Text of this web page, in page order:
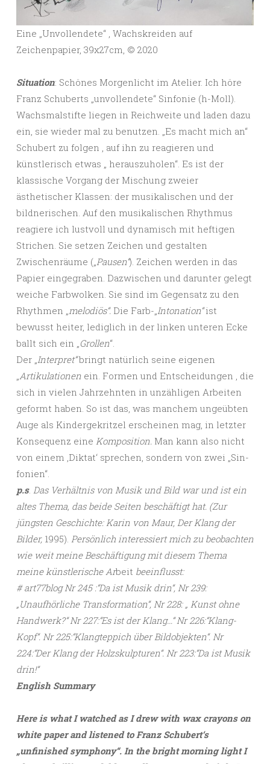
Eine „Unvollendete“ , Wachskreiden auf
Zeichenpapier, 39x27cm, ©️ 2020
Situation: Schönes Morgenlicht im Atelier. Ich höre
Franz Schuberts „unvollendete“ Sinfonie (h-Moll).
Wachsmalstifte liegen in Reichweite und laden dazu
ein, sie wieder mal zu benutzen. „Es macht mich an“
Schubert zu folgen , auf ihn zu reagieren und
künstlerisch etwas „ herauszuholen“. Es ist der
klassische Vorgang der Mischung zweier
ästhetischer Klassen: der musikalischen und der
bildnerischen. Auf den musikalischen Rhythmus
reagiere ich lustvoll und dynamisch mit heftigen
Strichen. Sie setzen Zeichen und gestalten
Zwischenräume („ Pausen“). Zeichen werden in das
Papier eingegraben. Dazwischen und darunter gelegt
weiche Farbwolken. Sie sind im Gegensatz zu den
Rhythmen „ melodiös“. Die Farb-„ Intonation“ist
bewusst heiter, lediglich in der linken unteren Ecke
ballt sich ein „ Grollen“.
Der „ Interpret“bringt natürlich seine eigenen
Artikulationen ein. Formen und Entscheidungen , die
sich in vielen Jahrzehnten in unzähligen Arbeiten
geformt haben. So ist das, was manchem ungeübten
Auge als Kindergekritzel erscheinen mag, in letzter
Konsequenz eine Komposition. Man kann also nicht
von einem ‚Diktat‘ sprechen, sondern von zwei „Sin-
fonien“.
p.s. Das Verhältnis von Musik und Bild war und ist ein
altes Thema, das beide Seiten beschäftigt hat. (Zur
jüngsten Geschichte: Karin von Maur, Der Klang der
Bilder, 1995). Persönlich interessiert mich zu beobachten
wie weit meine Beschäftigung mit diesem Thema
meine künstlerische Arbeit beeinflusst:
# art77blog Nr 245 :“Da ist Musik drin“, Nr 239:
„Unaufhörliche Transformation“, Nr 228: „ Kunst ohne
Handwerk?“ Nr 227:“Es ist der Klang…“ Nr 226:“Klang-
Kopf“. Nr 225:“Klangteppich über Bildobjekten“. Nr
224:“Der Klang der Holzskulpturen“. Nr 223:“Da ist Musik
drin!“
English Summary
Here is what I watched as I drew with wax crayons on
white paper and listened to Franz Schubert‘s
„unfinished symphony“. In the bright morning light I